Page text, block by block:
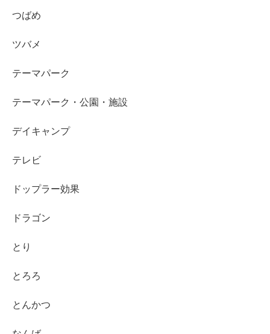
つばめ
ツバメ
テーマパーク
テーマパーク・公園・施設
デイキャンプ
テレビ
ドップラー効果
ドラゴン
とり
とろろ
とんかつ